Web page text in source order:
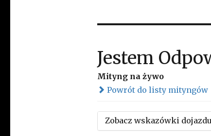
Jestem
Mityng na żywo
Powrót do listy mityngów
Zobacz wskazówki dojazdu